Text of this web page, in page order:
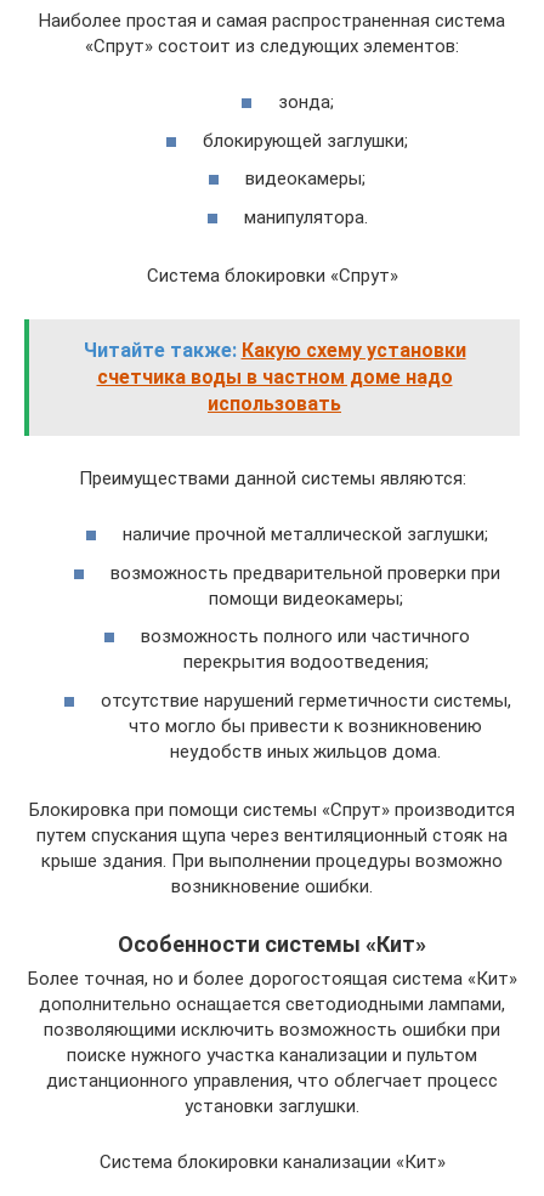
Наиболее простая и самая распространенная система
«Спрут» состоит из следующих элементов:
зонда;
блокирующей заглушки;
видеокамеры;
манипулятора.
Система блокировки «Спрут»
Читайте также: Какую схему установки
счетчика воды в частном доме надо
использовать
Преимуществами данной системы являются:
наличие прочной металлической заглушки;
возможность предварительной проверки при
помощи видеокамеры;
возможность полного или частичного
перекрытия водоотведения;
отсутствие нарушений герметичности системы,
что могло бы привести к возникновению
неудобств иных жильцов дома.
Блокировка при помощи системы «Спрут» производится
путем спускания щупа через вентиляционный стояк на
крыше здания. При выполнении процедуры возможно
возникновение ошибки.
Особенности системы «Кит»
Более точная, но и более дорогостоящая система «Кит»
дополнительно оснащается светодиодными лампами,
позволяющими исключить возможность ошибки при
поиске нужного участка канализации и пультом
дистанционного управления, что облегчает процесс
установки заглушки.
Система блокировки канализации «Кит»